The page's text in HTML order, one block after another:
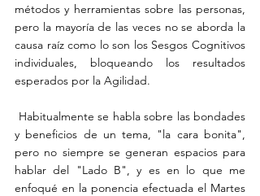
métodos y herramientas sobre las personas,
pero la mayoría de las veces no se aborda la
causa raíz como lo son los Sesgos Cognitivos
individuales, bloqueando los resultados
esperados por la Agilidad.
y beneficios de un tema, "la cara bonita",
pero no siempre se generan espacios para
hablar del "Lado B", y es en lo que me
enfoqué en la ponencia efectuada el Martes